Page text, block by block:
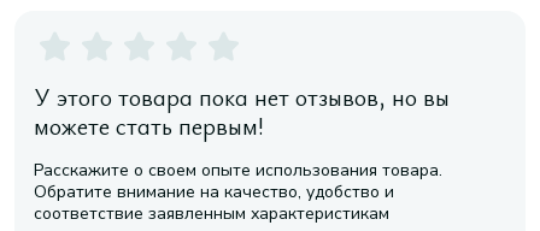
У этого товара пока нет отзывов, но вы
можете стать первым!
Расскажите о своем опыте использования товара.
Обратите внимание на качество, удобство и
соответствие заявленным характеристикам